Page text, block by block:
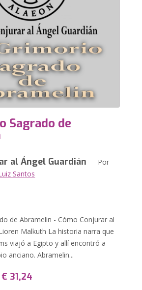
Sagrado de
al Ángel Guardián
Por
Santos
de Abramelin - Cómo Conjurar al
Malkuth La historia narra que
viajó a Egipto y allí encontró a
anciano. Abramelin...
€ 31,24